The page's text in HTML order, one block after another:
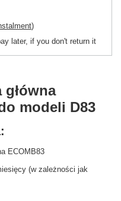
)
later, if you don't return it
modeli D83
ECOMB83
(w zależności jak